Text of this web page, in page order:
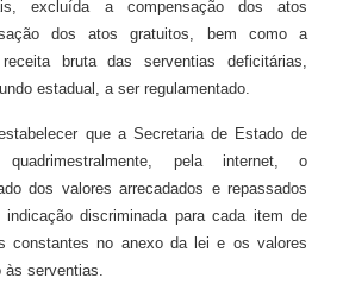
excluída a compensação dos atos
dos atos gratuitos, bem como a
bruta das serventias deficitárias,
estadual, a ser regulamentado.
que a Secretaria de Estado de
quadrimestralmente, pela internet, o
dos valores arrecadados e repassados
discriminada para cada item de
constantes no anexo da lei e os valores
às serventias.